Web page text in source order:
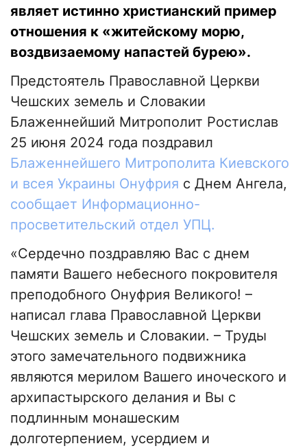
являет истинно христианский пример
отношения к «житейскому морю,
воздвизаемому напастей бурею».
Предстоятель Православной Церкви
Чешских земель и Словакии
Блаженнейший Митрополит Ростислав
25 июня 2024 года поздравил
Блаженнейшего Митрополита Киевского
и всея Украины Онуфрия с Днем Ангела,
сообщает Информационно-
просветительский отдел УПЦ.
«Сердечно поздравляю Вас с днем
памяти Вашего небесного покровителя
преподобного Онуфрия Великого! –
написал глава Православной Церкви
Чешских земель и Словакии. – Труды
этого замечательного подвижника
являются мерилом Вашего иноческого и
архипастырского делания и Вы с
подлинным монашеским
долготерпением, усердием и